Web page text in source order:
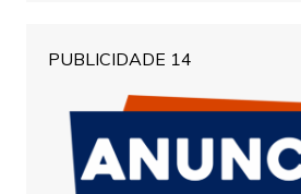
PUBLICIDADE 14